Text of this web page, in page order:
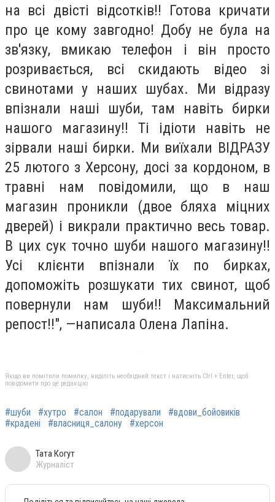
на всі двісті відсотків!! Готова кричати
про це кому завгодно! Добу не була на
зв'язку, вмикаю телефон і він просто
розривається, всі скидають відео зі
свинотами у наших шубах. Ми відразу
впізнали наші шуби, там навіть бирки
нашого магазину!! Ті ідіоти навіть не
зірвали наші бирки. Ми виїхали ВІДРАЗУ
25 лютого з Херсону, досі за кордоном, в
травні нам повідомили, що в наш
магазин проникли (двое бляха міцних
дверей) і викрали практично весь товар.
В цих сук точно шуби нашого магазину!!
Усі клієнти впізнали їх по бирках,
допоможіть розшукати тих свинот, щоб
повернули нам шуби!! Максимальний
репост!!", —написала Олена Лапіна.
Якщо ви помітили помилку, виділіть необхідний текст і натисніть Ctrl + Enter, щоб
повідомити про це редакцію
#шуби #хутро #салон #подарували
#вдови_бойовиків
#крадені
#власниця_салону #херсон
Тата Когут
Журналіст